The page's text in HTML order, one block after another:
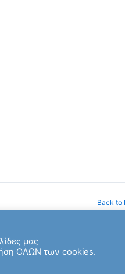
Back to
μας
ΟΛΩΝ των cookies.